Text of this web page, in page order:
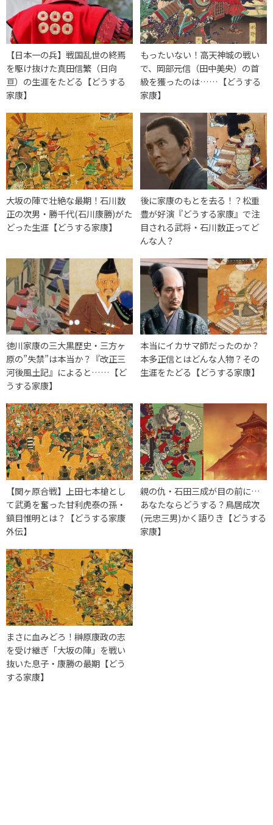
【日本一の兵】戦国乱世の終焉
を駆け抜けた真田信繁（日向
亘）の生涯をたどる【どうする
家康】
もったいない！高天神城の戦い
で、岡部元信（田中美央）の首
級を獲ったのは……【どうする
家康】
大坂の陣で壮絶な最期！石川数
正の次男・勝千代(石川康勝)がた
どった生涯【どうする家康】
後に家康のもとを去る！？松重
豊が好演『どうする家康』で注
目される武将・石川数正ってど
んな人？
徳川家康の三大黒歴史・三方ヶ
原の”失禁”は本当か？『改正三
河後風土記』によると……【ど
うする家康】
本当にイカサマ師だったのか？
本多正信とはどんな人物？その
生涯をたどる【どうする家康】
【関ヶ原合戦】上田七本槍とし
て武勇を奮った甘利虎泰の孫・
鎮目惟明とは？【どうする家康
外伝】
親の仇・石田三成が目の前に…
あなたならどうする？鳥居成次
(元忠三男)かく語りき【どうする
家康】
まさに血みどろ！榊原康政の志
を受け継ぎ「大坂の陣」を戦い
抜いた息子・康勝の最期【どう
する家康】